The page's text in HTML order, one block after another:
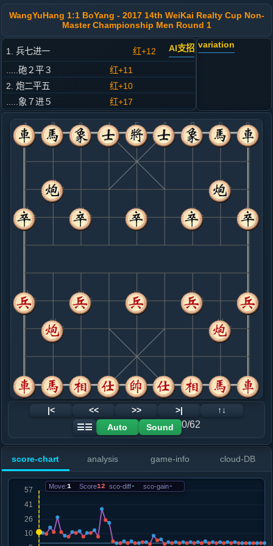
WangYuHang 1:1 BoYang - 2017 14th WeiKai Realty Cup Non-
Master Championship Men Round 1
1. 兵七进一 红+12 AI支招
.....砲２平３
红+11
2. 炮二平五
红+10
.....象７进５
红+17
3. 马八进九
红+12
.....马２进１
红+28
4. 车九平八
红+12
.....车１平２
红+8
5. 炮八进四
红+7
.....士６进５
6. 马二进三
红+11
兵三进一
.....卒７进１
红+13
7. 车一平二
红+7
8. 相三进一
红+11
兵五进一
.....马８进６
红+14
9. 兵五进一
红+7
.....车９平８
10. 车二进九
红+25
.....马６退８
红+22
红+2
炮五进四
.....车２进９
红+0
12. 马九退八
红+0
红+2
13. 马三进五
红+0
兵三进一
.....砲７进４
红+0
15. 兵五进一
.....马８进７
16. 相七进九
黑+1
variation
|< << >> >|
↑↓
☰☰
Auto Sound 0/62
score-chart analysis game-info cloud-DB
Move:1 Score12 sco-diff- sco-gain-